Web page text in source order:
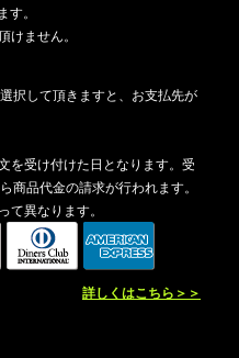
。
ません。
択して頂きますと、お支払先が
を受け付けた日となります。受
商品代金の請求が行われます。
異なります。
詳しくはこちら＞＞